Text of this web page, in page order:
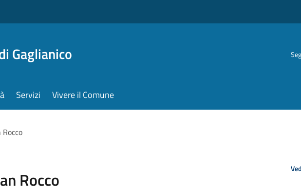
Gaglianico
Servizi Vivere il Comune
Rocco